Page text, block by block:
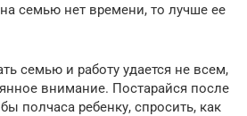
семью нет времени, то лучше ее
семью и работу удается не всем,
внимание. Постарайся после
полчаса ребенку, спросить, как